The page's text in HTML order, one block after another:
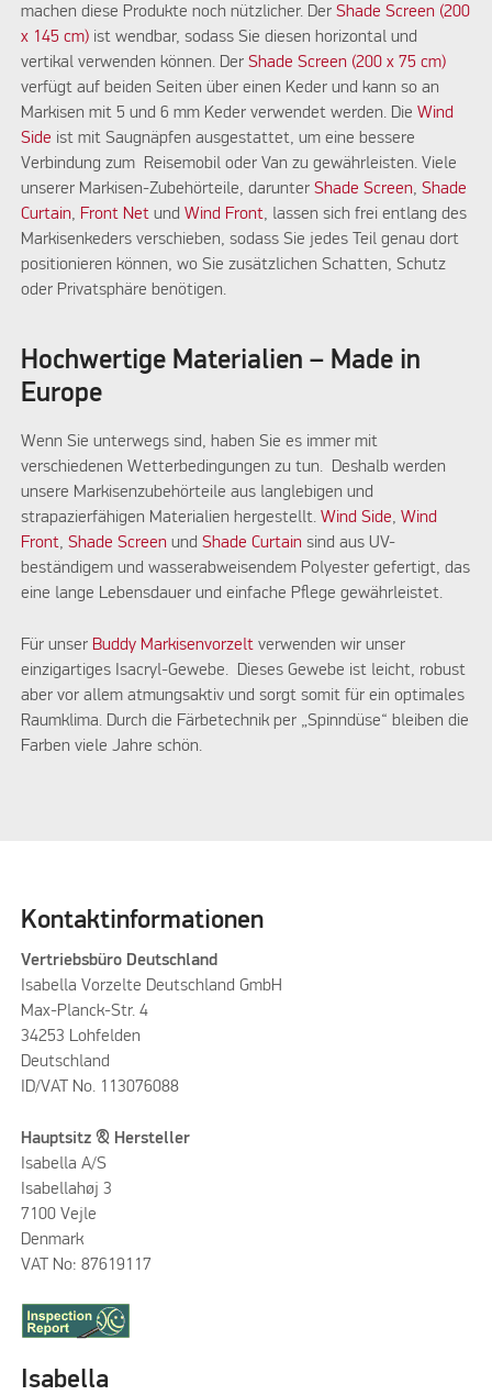
machen diese Produkte noch nützlicher. DerShade Screen (200
x 145 cm) ist wendbar, sodass Sie diesen horizontal und
vertikal verwenden können. DerShade Screen (200 x 75 cm)
verfügt auf beiden Seiten über einen Keder und kann so an
Markisen mit 5 und 6 mm Keder verwendet werden. DieWind
Side ist mit Saugnäpfen ausgestattet, um eine bessere
Verbindung zum Reisemobil oder Van zu gewährleisten. Viele
unserer Markisen-Zubehörteile, darunterShade Screen,Shade
Curtain, Front Net undWind Front, lassen sich frei entlang des
Markisenkeders verschieben, sodass Sie jedes Teil genau dort
positionieren können, wo Sie zusätzlichen Schatten, Schutz
oder Privatsphäre benötigen.
Hochwertige Materialien – Made in
Europe
Wenn Sie unterwegs sind, haben Sie es immer mit
verschiedenen Wetterbedingungen zu tun. Deshalb werden
unsere Markisenzubehörteile aus langlebigen und
strapazierfähigen Materialien hergestellt.Wind Side,Wind
Front,Shade Screen undShade Curtain sind aus UV-
beständigem und wasserabweisendem Polyester gefertigt, das
eine lange Lebensdauer und einfache Pflege gewährleistet.
Für unser Buddy Markisenvorzelt verwenden wir unser
einzigartiges Isacryl-Gewebe. Dieses Gewebe ist leicht, robust
aber vor allem atmungsaktiv und sorgt somit für ein optimales
Raumklima. Durch die Färbetechnik per „Spinndüse“ bleiben die
Farben viele Jahre schön.
Kontaktinformationen
Vertriebsbüro Deutschland
Isabella Vorzelte Deutschland GmbH
Max-Planck-Str. 4
34253 Lohfelden
Deutschland
ID/VAT No. 113076088
Hauptsitz & Hersteller
Isabella A/S
Isabellahøj 3
7100 Vejle
Denmark
VAT No: 87619117
Isabella